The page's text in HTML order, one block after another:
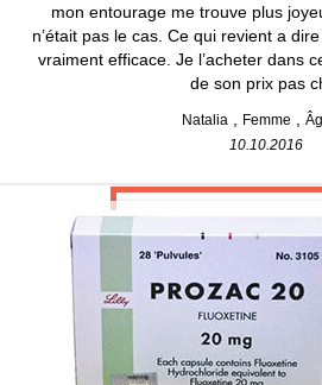
mon entourage me trouve plus
n’était pas le cas. Ce qui revient a
vraiment efficace. Je l’acheter dans
de son prix pas
Natalia Femme
10.10.2016